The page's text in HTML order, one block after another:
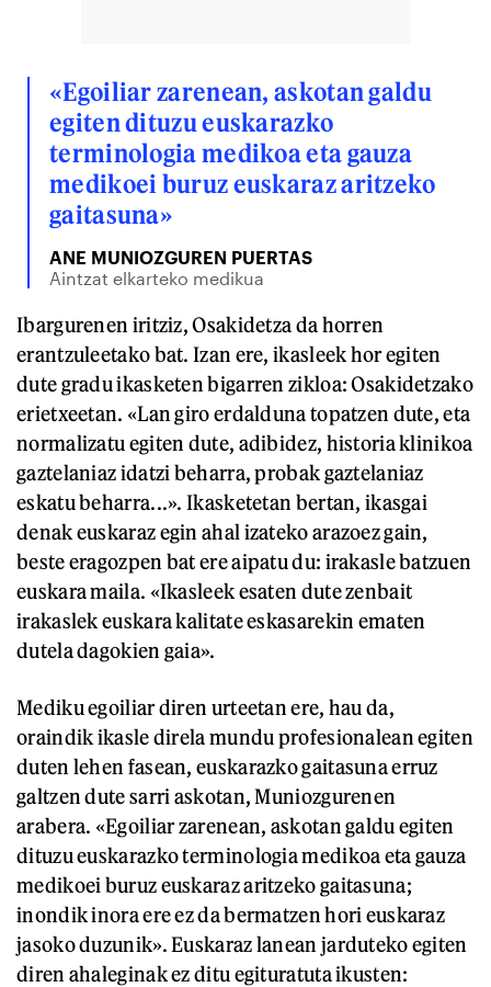
«Egoiliar zarenean, askotan galdu
egiten dituzu euskarazko
terminologia medikoa eta gauza
medikoei buruz euskaraz aritzeko
gaitasuna»
ANE MUNIOZGUREN PUERTAS
Aintzat elkarteko medikua
Ibargurenen iritziz, Osakidetza da horren
erantzuleetako bat. Izan ere, ikasleek hor egiten
dute gradu ikasketen bigarren zikloa: Osakidetzako
erietxeetan. «Lan giro erdalduna topatzen dute, eta
normalizatu egiten dute, adibidez, historia klinikoa
gaztelaniaz idatzi beharra, probak gaztelaniaz
eskatu beharra...». Ikasketetan bertan, ikasgai
denak euskaraz egin ahal izateko arazoez gain,
beste eragozpen bat ere aipatu du: irakasle batzuen
euskara maila. «Ikasleek esaten dute zenbait
irakaslek euskara kalitate eskasarekin ematen
dutela dagokien gaia».
Mediku egoiliar diren urteetan ere, hau da,
oraindik ikasle direla mundu profesionalean egiten
duten lehen fasean, euskarazko gaitasuna erruz
galtzen dute sarri askotan, Muniozgurenen
arabera. «Egoiliar zarenean, askotan galdu egiten
dituzu euskarazko terminologia medikoa eta gauza
medikoei buruz euskaraz aritzeko gaitasuna;
inondik inora ere ez da bermatzen hori euskaraz
jasoko duzunik». Euskaraz lanean jarduteko egiten
diren ahaleginak ez ditu egituratuta ikusten: